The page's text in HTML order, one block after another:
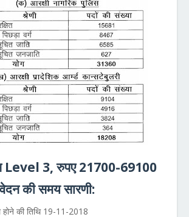
Level 3, रुपए 21700-69100
की समय सारणी:
की तिथि 19-11-2018